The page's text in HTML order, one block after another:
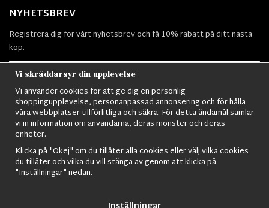
NYHETSBREV
Registrera dig för vårt nyhetsbrev och få 10% rabatt på ditt nästa
köp.
Prenumerera
Nordens största utbud avMilitärkläder,M90 kläder,Militärtöverskott,
Militärutrustning
Vintage Army kläder,Sjömanskläder
Vi skräddarsyr din upplevelse
Vi använder cookies för att ge dig en personlig
shoppingupplevelse, personanpassad annonsering och för hålla
våra webbplatser tillförlitliga och säkra. För detta ändamål samlar
vi in information om användarna, deras mönster och deras
enheter.
Klicka på "Okej" om du tillåter alla cookies eller välj vilka cookies
du tillåter och vilka du vill stänga av genom att klicka på
"Inställningar" nedan.